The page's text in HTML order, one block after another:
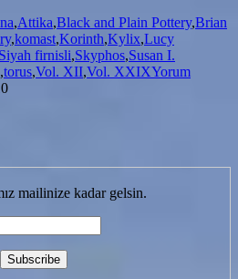
,Attika,Black and Plain Pottery,Brian
,komast,Korinth,Kylix,Lucy
Siyah firnisli,Skyphos,Susan I.
,torus,Vol. XII,Vol. XXIXYorum
mailinize kadar gelsin.